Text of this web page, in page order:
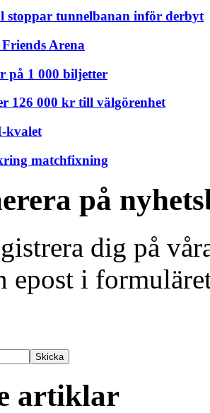
stoppar tunnelbanan inför derbyt
Arena
på 1 000 biljetter
126 000 kr till välgörenhet
kvalet
matchfixning
på
dig på
i
artiklar